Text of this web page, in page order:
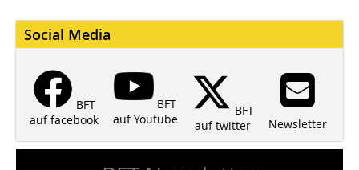
Social Media
BFT
auf facebook
BFT
auf Youtube
BFT
auf twitter
Newsletter